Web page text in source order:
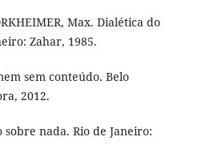
Max. Dialética do
Zahar, 1985.
sem conteúdo. Belo
2012.
sobre nada. Rio de Janeiro: